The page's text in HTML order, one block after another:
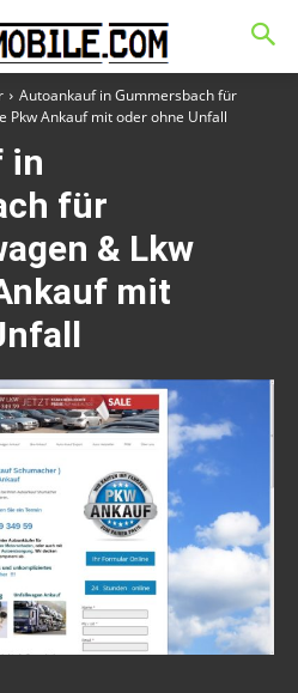
Autoankauf in Gummersbach für
Pkw Ankauf mit oder ohne Unfall
in
für
& Lkw
mit